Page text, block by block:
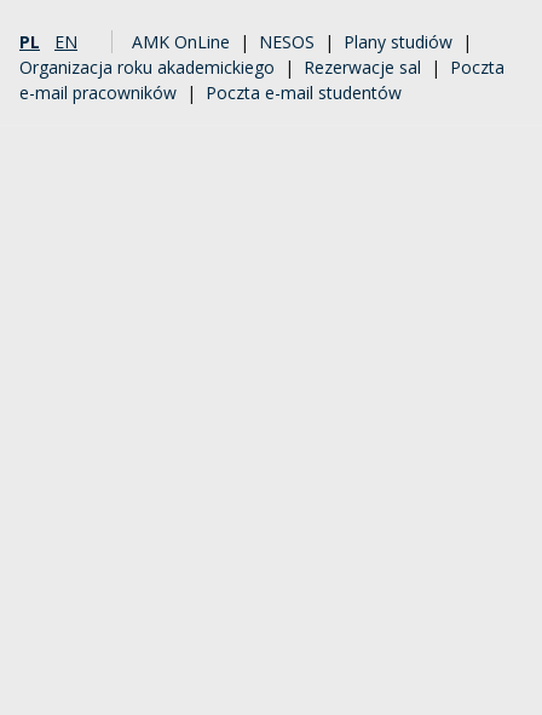
PL EN AMK OnLine | NESOS | Plany studiów |
Organizacja roku akademickiego | Rezerwacje sal | Poczta
e-mail pracowników | Poczta e-mail studentów